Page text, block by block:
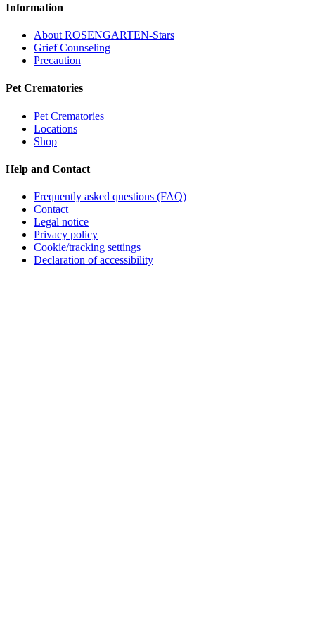
Information
About ROSENGARTEN-Stars
Grief Counseling
Precaution
Pet Crematories
Pet Crematories
Locations
Shop
Help and Contact
Frequently asked questions (FAQ)
Contact
Legal notice
Privacy policy
Cookie/tracking settings
Declaration of accessibility